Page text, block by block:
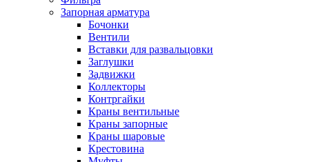
Запорная арматура
Бочонки
Вентили
Вставки для развальцовки
Заглушки
Задвижки
Коллекторы
Контргайки
Краны вентильные
Краны запорные
Краны шаровые
Крестовина